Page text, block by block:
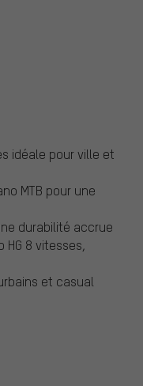
idéale pour ville et
MTB pour une
durabilité accrue
HG 8 vitesses,
et casual